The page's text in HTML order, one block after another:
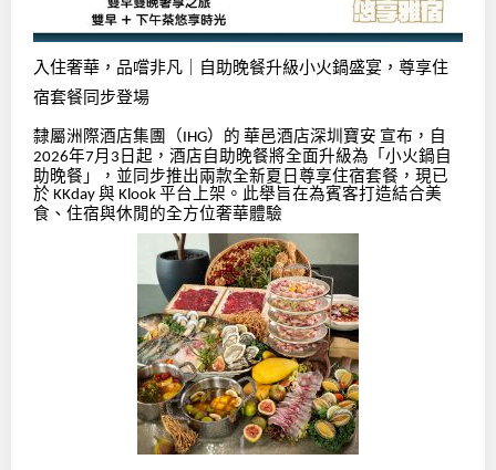
入住奢華，品嚐非凡｜自助晚餐升級小火鍋盛宴，尊享住
宿套餐同步登場
隸屬洲際酒店集團（ IHG）的 華邑酒店深圳寶安 宣布，自
2026年7 月 3 日起，酒店自助晚餐將全面升級為「小火鍋自
助晚餐」，並同步推出兩款全新夏日尊享住宿套餐，現已
於 KKday 與 Klook 平台上架。此舉旨在為賓客打造結合美
食、住宿與休閒的全方位奢華體驗